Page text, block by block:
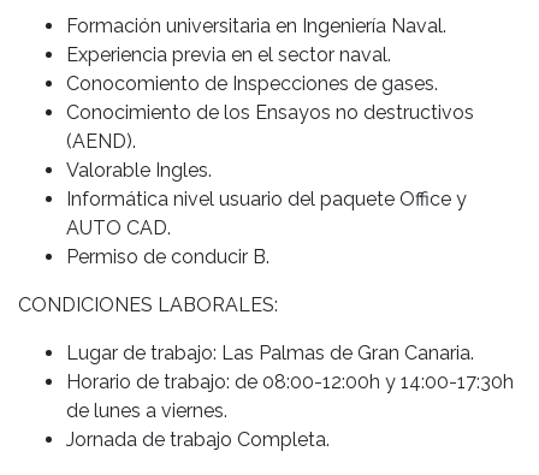
Formación universitaria en Ingeniería Naval.
Experiencia previa en el sector naval.
Conocomiento de Inspecciones de gases.
Conocimiento de los Ensayos no destructivos
(AEND).
Valorable Ingles.
Informática nivel usuario del paquete Office y
AUTO CAD.
Permiso de conducir B.
CONDICIONES LABORALES:
Lugar de trabajo: Las Palmas de Gran Canaria.
Horario de trabajo: de 08:00-12:00h y 14:00-17:30h
de lunes a viernes.
Jornada de trabajo Completa.